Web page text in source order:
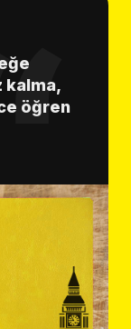
kalma,
öğren